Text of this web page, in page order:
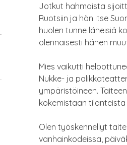
Jotkut hahmoista
Ruotsiin ja hän itse
huolen tunne läheisiä
olennaisesti hänen
Mies vaikutti
Nukke- ja
ympäristöineen.
kokemistaan tilanteista
Olen työskennellyt
vanhainkodeissa,